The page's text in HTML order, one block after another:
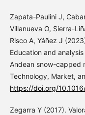
Zapata-Paulini J,
Villanueva O, Sierra-
Risco A, Yáñez J
Education and
Andean snow-capped
Technology, Market,
https://doi.org/
Zegarra Y (2017).